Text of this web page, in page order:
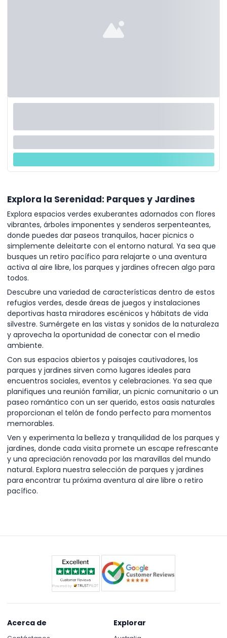
Explora la Serenidad: Parques y Jardines
Explora espacios verdes exuberantes adornados con flores
vibrantes, árboles imponentes y senderos serpenteantes,
donde puedes dar paseos tranquilos, hacer picnics o
simplemente deleitarte con el entorno natural. Ya sea que
busques un retiro pacífico para relajarte o una aventura
activa al aire libre, los parques y jardines ofrecen algo para
todos.
Descubre una variedad de características dentro de estos
refugios verdes, desde áreas de juegos y instalaciones
deportivas hasta miradores escénicos y hábitats de vida
silvestre. Sumérgete en las vistas y sonidos de la naturaleza
y aprovecha la oportunidad de conectar con el medio
ambiente.
Con sus espacios abiertos y paisajes cautivadores, los
parques y jardines sirven como lugares ideales para
encuentros sociales, eventos y celebraciones. Ya sea que
planifiques una reunión familiar, un picnic comunitario o un
paseo romántico con un ser querido, estos oasis naturales
proporcionan el telón de fondo perfecto para momentos
memorables.
Ven y experimenta la belleza y tranquilidad de los parques y
jardines, donde cada visita promete un escape refrescante
y una apreciación renovada por las maravillas del mundo
natural. Explora nuestra selección de parques y jardines
para encontrar tu próxima aventura al aire libre o retiro
pacífico.
Acerca de Explorar